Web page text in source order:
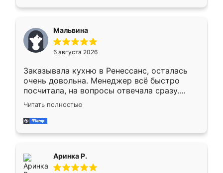
меньше, здесь же он более разнообразный.
Мне нравится ,если что-то потребуется из
мебели буду заказывать только здесь.
Мальвина
6 августа 2026
Заказывала кухню в Ренессанс, осталась
очень довольна. Менеджер всё быстро
посчитала, на вопросы отвечала сразу.
Замерщик приехал в субботу, подошёл к
делу со всей ответственностью. Собрали
за день, ребята работали аккуратно, даже
Читать полностью
Аринка Р.